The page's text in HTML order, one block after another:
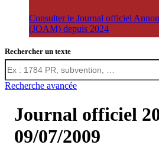
Consulter le Journal officiel
(JOAM) depuis 2024
Rechercher un texte
Recherche avancée
Journal officiel
09/07/2009